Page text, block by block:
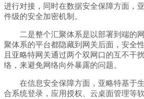
进行对接，同时在数据安全保障方面，
件级的安全加密机制。
二是整个汇聚体系是以部署到端的网
聚体系的平台都隐藏到网关后面，安全
且亚略特网关通过两个双网口的互不干
络，来避免网络向外暴露的问题。
在信息安全保障方面，亚略特基于生
合系统登录，应用授权、云桌面管理等